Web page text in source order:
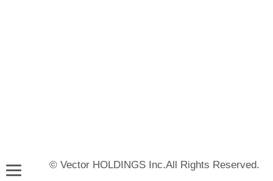
© Vector HOLDINGS Inc.All Rights Reserved.